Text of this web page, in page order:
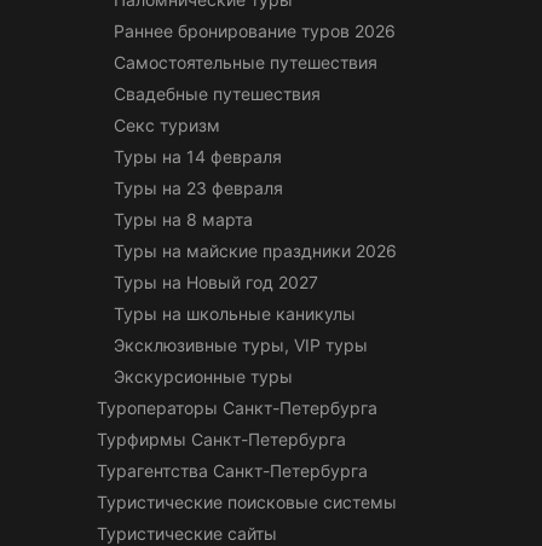
Раннее бронирование туров 2026
Самостоятельные путешествия
Свадебные путешествия
Секс туризм
Туры на 14 февраля
Туры на 23 февраля
Туры на 8 марта
Туры на майские праздники 2026
Туры на Новый год 2027
Туры на школьные каникулы
Эксклюзивные туры, VIP туры
Экскурсионные туры
Туроператоры Санкт-Петербурга
Турфирмы Санкт-Петербурга
Турагентства Санкт-Петербурга
Туристические поисковые системы
Туристические сайты